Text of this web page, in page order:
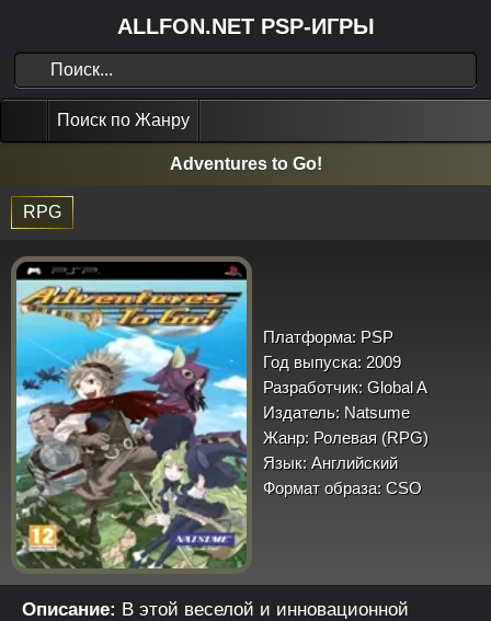
ALLFON.NET PSP-ИГРЫ
Поиск по Жанру
Adventures to Go!
RPG
Платформа: PSP
Год выпуска: 2009
Разработчик: Global A
Издатель: Natsume
Жанр: Ролевая (RPG)
Язык: Английский
Формат образа: CSO
Описание: В этой веселой и инновационной